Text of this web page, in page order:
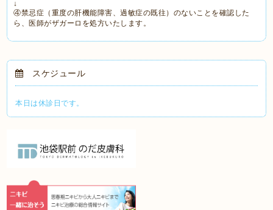
↓
④禁忌症（重度の肝機能障害、過敏症の既往）のないことを確認した
ら、医師がザガーロを処方いたします。
スケジュール
本日は休診日です。